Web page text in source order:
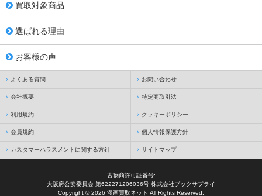
買取対象商品
選ばれる理由
お客様の声
よくある質問 お問い合わせ
会社概要 特定商取引法
利用規約 クッキーポリシー
会員規約 個人情報保護方針
カスタマーハラスメントに関する方針 サイトマップ
古物商許可証番号:
大阪府公安委員会 第622271206036号 株式会社ブックサプライ
Copyright © 2026 漫画買取ネット All Rights Reserved.